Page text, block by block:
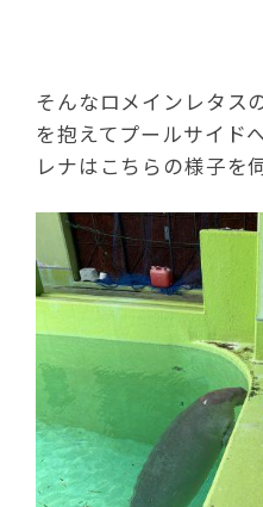
そんなロメインレタス
を抱えてプールサイド
レナはこちらの様子を